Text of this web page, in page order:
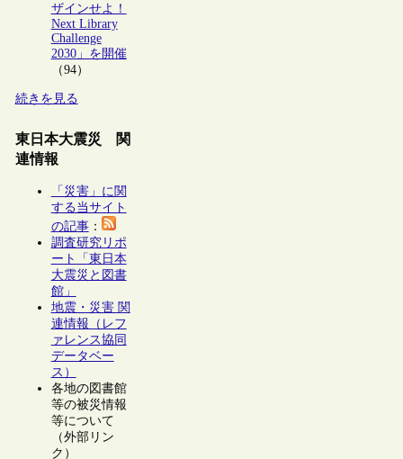
ザインせよ！
Next Library
Challenge
2030」を開催
（94）
続きを見る
東日本大震災 関
連情報
「災害」に関
する当サイト
の記事：
調査研究リポ
ート「東日本
大震災と図書
館」
地震・災害 関
連情報（レフ
ァレンス協同
データベー
ス）
各地の図書館
等の被災情報
等について
（外部リン
ク）